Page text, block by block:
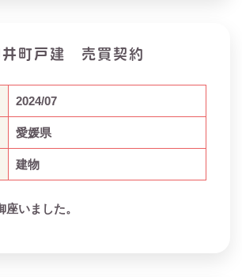
井町戸建 売買契約
2024/07
愛媛県
建物
いました。